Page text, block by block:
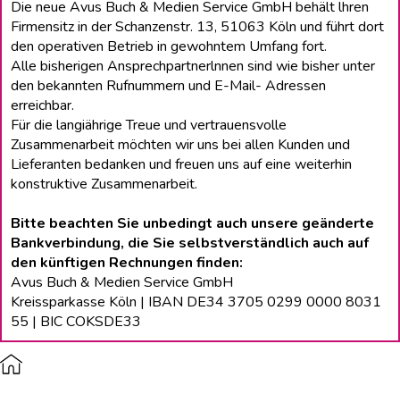
Die neue Avus Buch & Medien Service GmbH behält lhren
Firmensitz in der Schanzenstr. 13, 51063 Köln und führt dort
den operativen Betrieb in gewohntem Umfang fort.
Alle bisherigen Ansprechpartnerlnnen sind wie bisher unter
den bekannten Rufnummern und E-Mail- Adressen
erreichbar.
Für die langiährige Treue und vertrauensvolle
Zusammenarbeit möchten wir uns bei allen Kunden und
Lieferanten bedanken und freuen uns auf eine weiterhin
konstruktive Zusammenarbeit.
Bitte beachten Sie unbedingt auch unsere geänderte
Bankverbindung, die Sie selbstverständlich auch auf
den künftigen Rechnungen finden:
Avus Buch & Medien Service GmbH
Kreissparkasse Köln | IBAN DE34 3705 0299 0000 8031
55 | BIC COKSDE33